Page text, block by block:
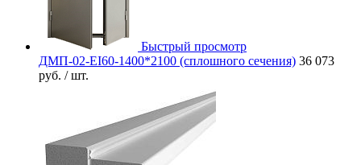
Быстрый просмотр
ДМП-02-EI60-1400*2100 (сплошного сечения) 36 073
руб. / шт.